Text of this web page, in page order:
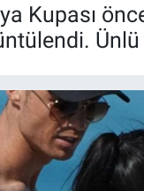
Kupası